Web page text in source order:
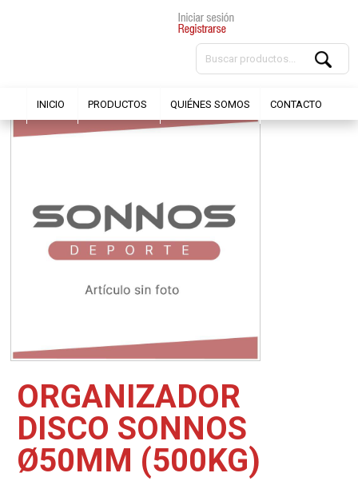
INICIO PRODUCTOS QUIÉNES SOMOS CONTACTO
ORGANIZADOR
DISCO SONNOS
Ø50MM (500KG)